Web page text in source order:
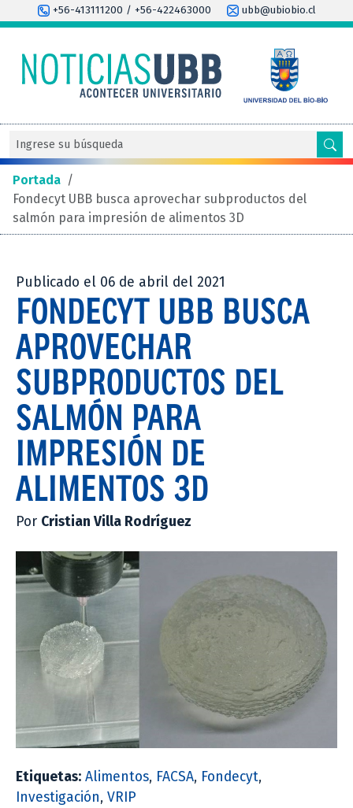
+56-413111200 / +56-422463000 ubb@ubiobio.cl
Portada /
Fondecyt UBB busca aprovechar subproductos del
salmón para impresión de alimentos 3D
Publicado el 06 de abril del 2021
FONDECYT UBB BUSCA
APROVECHAR
SUBPRODUCTOS DEL
SALMÓN PARA
IMPRESIÓN DE
ALIMENTOS 3D
Por Cristian Villa Rodríguez
Etiquetas: Alimentos, FACSA, Fondecyt,
Investigación, VRIP